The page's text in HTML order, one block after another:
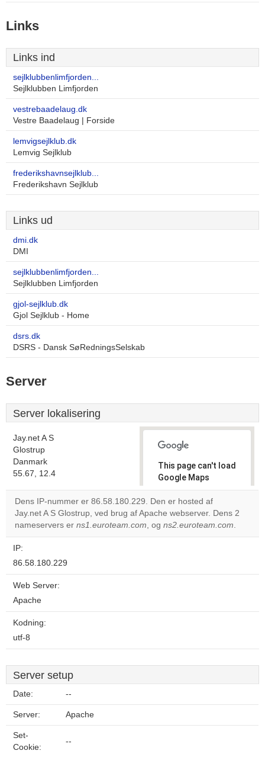
Links
Links ind
sejlklubbenlimfjorden...
Sejlklubben Limfjorden
vestrebaadelaug.dk
Vestre Baadelaug | Forside
lemvigsejlklub.dk
Lemvig Sejlklub
frederikshavnsejlklub...
Frederikshavn Sejlklub
Links ud
dmi.dk
DMI
sejlklubbenlimfjorden...
Sejlklubben Limfjorden
gjol-sejlklub.dk
Gjol Sejlklub - Home
dsrs.dk
DSRS - Dansk SøRedningsSelskab
Server
Server lokalisering
Jay.net A S
Glostrup
Danmark
55.67, 12.4
This page can't load
Google Maps
correctly.
Do you
own this
OK
Dens IP-nummer er 86.58.180.229. Den er hosted af
Jay.net A S Glostrup, ved brug af Apache webserver. Dens 2
nameservers er ns1.euroteam.com, og ns2.euroteam.com.
IP:
86.58.180.229
Web Server:
Apache
Kodning:
utf-8
Server setup
Date: --
Server: Apache
Set-
Cookie:
--